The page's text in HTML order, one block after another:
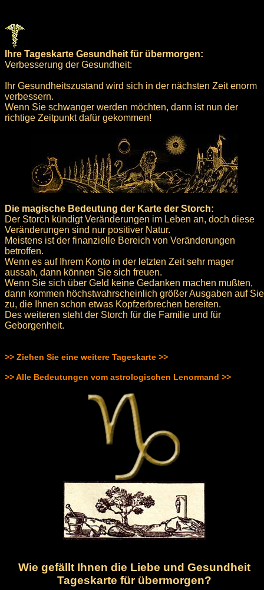
Ihre Tageskarte Gesundheit für übermorgen:
Verbesserung der Gesundheit:
Ihr Gesundheitszustand wird sich in der nächsten Zeit enorm
verbessern.
Wenn Sie schwanger werden möchten, dann ist nun der
richtige Zeitpunkt dafür gekommen!
Die magische Bedeutung der Karte der Storch:
Der Storch kündigt Veränderungen im Leben an, doch diese
Veränderungen sind nur positiver Natur.
Meistens ist der finanzielle Bereich von Veränderungen
betroffen.
Wenn es auf Ihrem Konto in der letzten Zeit sehr mager
aussah, dann können Sie sich freuen.
Wenn Sie sich über Geld keine Gedanken machen mußten,
dann kommen höchstwahrscheinlich größer Ausgaben auf Sie
zu, die Ihnen schon etwas Kopfzerbrechen bereiten.
Des weiteren steht der Storch für die Familie und für
Geborgenheit.
>> Ziehen Sie eine weitere Tageskarte >>
>> Alle Bedeutungen vom astrologischen Lenormand >>
Wie gefällt Ihnen die Liebe und Gesundheit
Tageskarte für übermorgen?